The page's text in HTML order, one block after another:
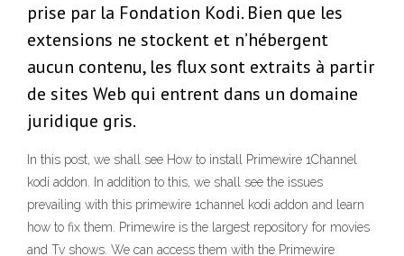
prise par la Fondation Kodi. Bien que les
extensions ne stockent et n’hébergent
aucun contenu, les flux sont extraits à partir
de sites Web qui entrent dans un domaine
juridique gris.
In this post, we shall see How to install Primewire 1Channel
kodi addon. In addition to this, we shall see the issues
prevailing with this primewire 1channel kodi addon and learn
how to fix them. Primewire is the largest repository for movies
and Tv shows. We can access them with the Primewire